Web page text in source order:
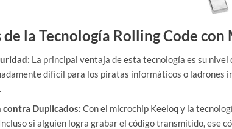
de la Tecnología Rolling Code
La principal ventaja de esta tecnología es su nivel
difícil para los piratas informáticos o ladrones
contra Duplicados: Con el microchip Keeloq y la
si alguien logra grabar el código transmitido, ese